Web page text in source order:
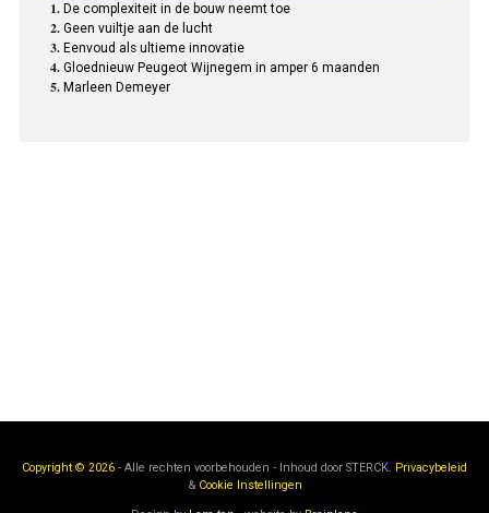
De complexiteit in de bouw neemt toe
Geen vuiltje aan de lucht
Eenvoud als ultieme innovatie
Gloednieuw Peugeot Wijnegem in amper 6 maanden
Marleen Demeyer
Copyright © 2026 - Alle rechten voorbehouden - Inhoud door STERCK. Privacybeleid
& Cookie Instellingen